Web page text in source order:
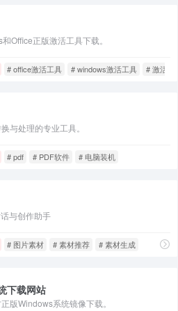
Office正版激活工具下载。
# office激活工具 # windows激活工具 # 激活工具
与处理的专业工具。
# pdf # PDF软件 # 电脑装机
与创作助手
# 图片素材 # 素材推荐 # 素材生成
下载网站
版Windows系统镜像下载。